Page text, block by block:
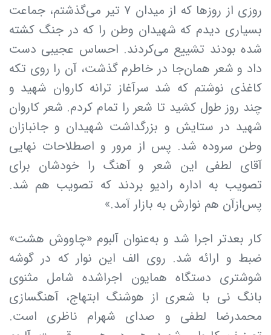
روزی از روزها که از میدان ۷ تیر می‌گذشتم، جماعت
بسیاری دیدم که شهیدان وطن را که در جنگ کشته
شده بودند تشییع می‌کردند. احساس عجیبی دست
داد و شعر همان‌جا در خاطرم گذشت، آن را روی تکه
کاغذی نوشتم که شد سرآغاز ترانه کاروان شهید و
چند روز طول کشید تا شعر را تمام کردم. شعر کاروان
شهید در ستایش و بزرگداشت شهیدان و جانبازان
وطن سروده شد. پس از مرور و اصطلاحات نهایی
آقای لطفی این شعر و آهنگ را خودشان برای
تصویب به اداره رادیو بردند که تصویب هم شد.
پس‌ازآن هم نوارش به بازار آمد.»
کار بعدتر اجرا شد و به‌عنوان آلبوم «چاووش هشت»
ضبط و ارائه شد. روی الف این نوار که در گوشه
شوشتری دستگاه همایون اجراشده شامل مثنوی
بانگ نی با شعری از هوشنگ ابتهاج، آهنگسازی
محمدرضا لطفی و صدای شهرام ناظری است.